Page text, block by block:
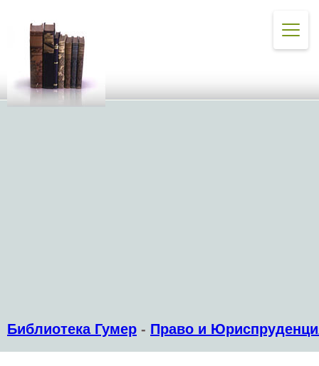
Библиотека Гумер - Право и